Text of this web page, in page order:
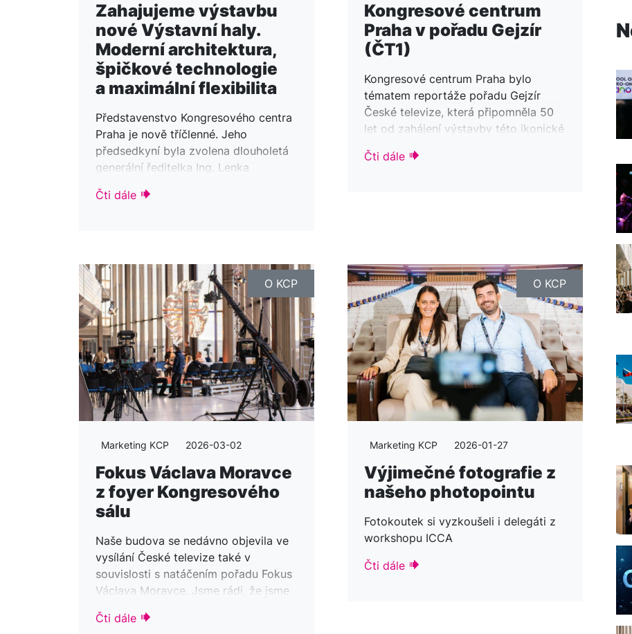
Zahajujeme výstavbu
nové Výstavní haly.
Moderní architektura,
špičkové technologie
a maximální flexibilita
Představenstvo Kongresového centra
Praha je nově tříčlenné. Jeho
předsedkyní byla zvolena dlouholetá
generální ředitelka Ing. Lenka
a zároveň náměstkem pro finance se
V rozhovoru jsme se všech tří zeptali
na další směřování společnosti
a především na výstavbu nové
Výstavní haly, která se po letech
příprav konečně naplno rozeběhla –
i díky změně vlastníka společnosti.
Čti dále
Kongresové centrum
Praha v pořadu Gejzír
(ČT1)
Kongresové centrum Praha bylo
tématem reportáže pořadu Gejzír
České televize, která připomněla 50
let od zahájení výstavby této ikonické
Čti dále
O KCP
Marketing KCP 2026-03-02
Fokus Václava Moravce
z foyer Kongresového
sálu
Naše budova se nedávno objevila ve
vysílání České televize také v
souvislosti s natáčením pořadu Fokus
Václava Moravce. Jsme rádi, že jsme
zázemí pro vznik diskuse na
Čti dále
O KCP
Marketing KCP 2026-01-27
Výjimečné fotografie z
našeho photopointu
Fotokoutek si vyzkoušeli i delegáti z
workshopu ICCA
Čti dále